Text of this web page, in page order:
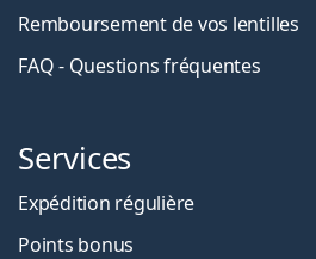
Remboursement de vos lentilles
FAQ - Questions fréquentes
Services
Expédition régulière
Points bonus